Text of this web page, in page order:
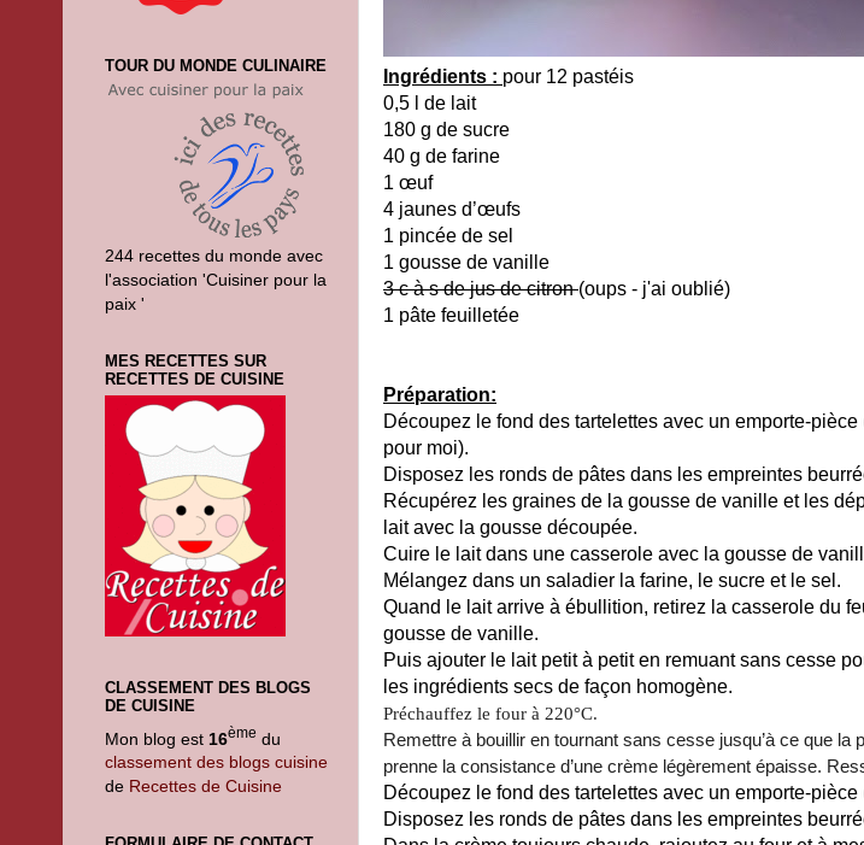
Ingrédients : pour 12 pastéis
0,5 l de lait
180 g de sucre
40 g de farine
1 œuf
4 jaunes d’œufs
1 pincée de sel
1 gousse de vanille
3 c à s de jus de citron(oups - j'ai oublié)
1 pâte feuilletée
Préparation:
Découpez le fond des tartelettes avec un emporte-pièce
pour moi).
Disposez les ronds de pâtes dans les empreintes
Récupérez les graines de la gousse de vanille et les
lait avec la gousse découpée.
Cuire le lait dans une casserole avec la gousse de
Mélangez dans un saladier la farine, le sucre et le sel.
Quand le lait arrive à ébullition, retirez la casserole du
gousse de vanille.
Puis ajouter le lait petit à petit en remuant sans cesse
les ingrédients secs de façon homogène.
Préchauffez le four à 220°C.
Remettre à bouillir en tournant sans cesse jusqu’à ce que la
prenne la consistance d’une crème légèrement épaisse.
Découpez le fond des tartelettes avec un emporte-pièce
Disposez les ronds de pâtes dans les empreintes
TOUR DU MONDE CULINAIRE
244 recettes du monde avec
l'association 'Cuisiner pour la
paix '
MES RECETTES SUR
RECETTES DE CUISINE
CLASSEMENT DES BLOGS
DE CUISINE
Mon blog est 16ème du
classement des blogs cuisine
de Recettes de Cuisine